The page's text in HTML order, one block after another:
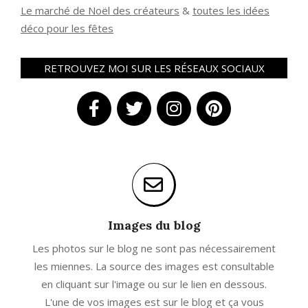
Le marché de Noël des créateurs & toutes les idées
déco pour les fêtes
RETROUVEZ MOI SUR LES RÉSEAUX SOCIAUX
Images du blog
Les photos sur le blog ne sont pas nécessairement
les miennes. La source des images est consultable
en cliquant sur l'image ou sur le lien en dessous.
L'une de vos images est sur le blog et ça vous